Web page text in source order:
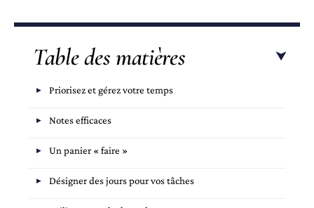
Table des matières
Priorisez et gérez votre temps
Notes efficaces
Un panier « faire »
Désigner des jours pour vos tâches